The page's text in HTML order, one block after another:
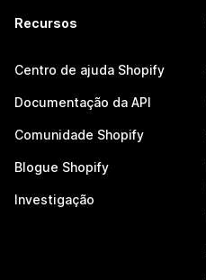
Recursos
Centro de ajuda Shopify
Documentação da API
Comunidade Shopify
Blogue Shopify
Investigação